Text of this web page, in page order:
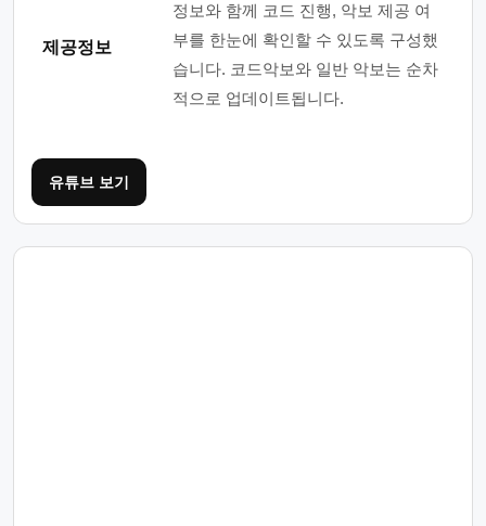
제공정보
정보와 함께 코드 진행, 악보 제공 여
부를 한눈에 확인할 수 있도록 구성했
습니다. 코드악보와 일반 악보는 순차
적으로 업데이트됩니다.
유튜브 보기